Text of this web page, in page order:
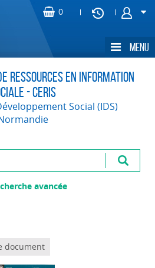
Ressources en Information
- CERIS
Social (IDS)
avancée
document